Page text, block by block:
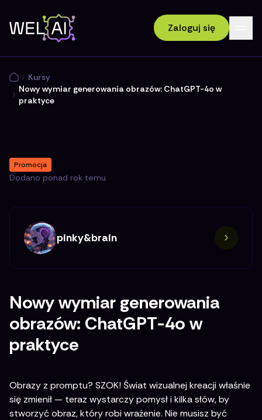
Zaloguj się
Kursy
Nowy wymiar generowania obrazów: ChatGPT-4o w
praktyce
Promocja
Dodano ponad rok temu
pinky&brain
Nowy wymiar generowania
obrazów: ChatGPT-4o w
praktyce
Obrazy z promptu? SZOK! Świat wizualnej kreacji właśnie
się zmienił — teraz wystarczy pomysł i kilka słów, by
stworzyć obraz, który robi wrażenie. Nie musisz być